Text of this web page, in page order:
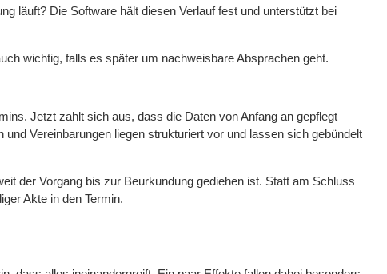
läuft? Die Software hält diesen Verlauf fest und unterstützt bei
wichtig, falls es später um nachweisbare Absprachen geht.
Jetzt zahlt sich aus, dass die Daten von Anfang an gepflegt
Vereinbarungen liegen strukturiert vor und lassen sich gebündelt
der Vorgang bis zur Beurkundung gediehen ist. Statt am Schluss
Akte in den Termin.